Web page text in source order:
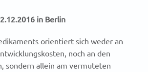
in Berlin
orientiert sich weder an
noch an den
sondern allein am vermuteten